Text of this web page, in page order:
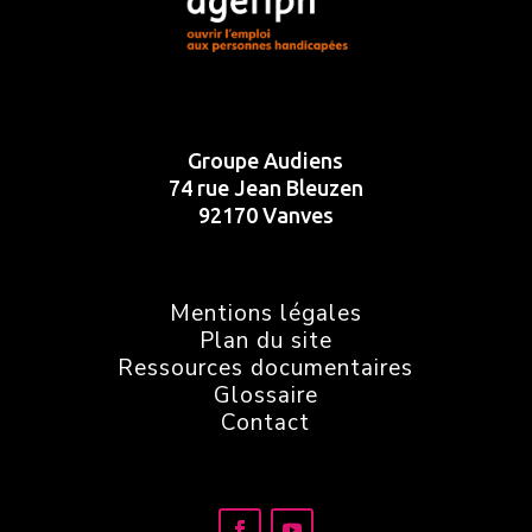
Groupe Audiens
74 rue Jean Bleuzen
92170 Vanves
Mentions légales
Plan du site
Ressources documentaires
Glossaire
Contact